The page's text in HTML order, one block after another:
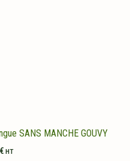
SANS MANCHE GOUVY
€ HT